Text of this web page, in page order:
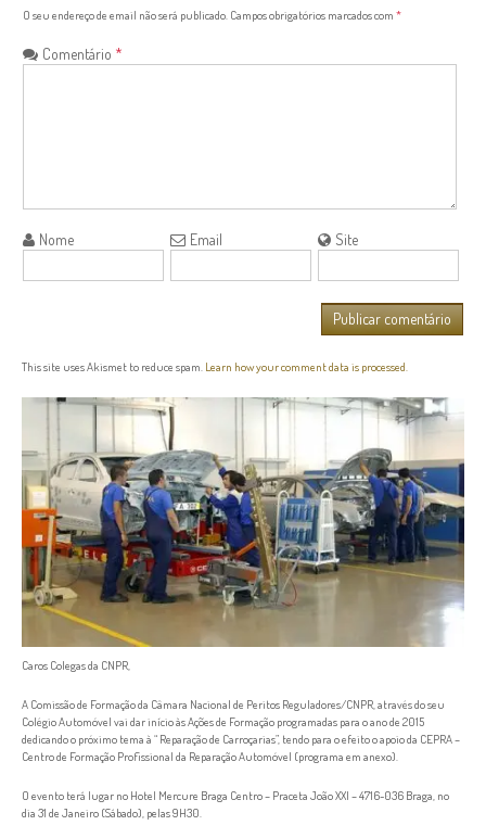
O seu endereço de email não será publicado. Campos obrigatórios marcados com *
Comentário *
Nome Email Site
This site uses Akismet to reduce spam. Learn how your comment data is processed.
Caros Colegas da CNPR,
A Comissão de Formação da Câmara Nacional de Peritos Reguladores/CNPR, através do seu
Colégio Automóvel vai dar início às Ações de Formação programadas para o ano de 2015
dedicando o próximo tema à “ Reparação de Carroçarias”, tendo para o efeito o apoio da CEPRA –
Centro de Formação Profissional da Reparação Automóvel (programa em anexo).
O evento terá lugar no Hotel Mercure Braga Centro – Praceta João XXI – 4716-036 Braga, no
dia 31 de Janeiro (Sábado), pelas 9H30.